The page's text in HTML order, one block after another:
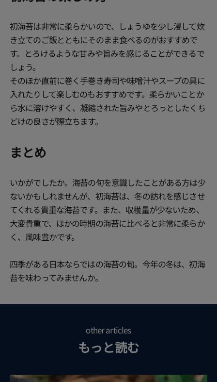
初海苔は非常に柔らかいので、しょうゆを少し浸して炊
き立てのご飯とともにそのまま食べるのがおすすめで
す。とろけるような甘みや旨みを感じることができるで
しょう。
そのほか直前に巻く手巻き寿司や味噌汁やスープの具に
入れたりして楽しむのもおすすめです。柔らかいことか
ら水に溶けやすく、凝縮された旨みやとろっとしたくち
どけの良さが際立ちます。
まとめ
いかがでしたか。海苔の旬を意識したことがある方は少
ないかもしれませんが、初海苔は、冬の訪れを感じさせ
てくれる貴重な海苔です。また、収穫量が少ないため、
大変貴重で、ほかの時期の海苔に比べると非常に柔らか
く、風味豊かです。
四季がある日本ならではの海苔の旬。今年の冬は、初海
苔を味わってみませんか。
other articles
もっと読む